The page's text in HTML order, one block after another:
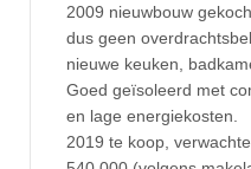
2009 nieuwbouw
dus geen
nieuwe keuken,
Goed geïsoleerd met
en lage energiekosten.
2019 te koop,